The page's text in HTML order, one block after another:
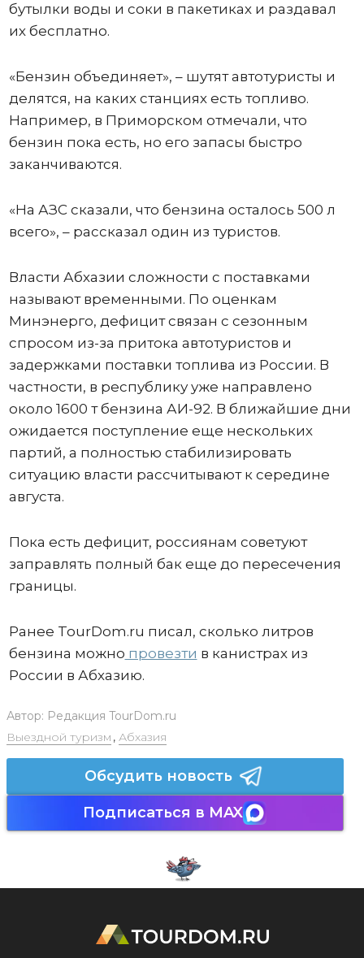
бутылки воды и соки в пакетиках и раздавал
их бесплатно.
«Бензин объединяет», – шутят автотуристы и
делятся, на каких станциях есть топливо.
Например, в Приморском отмечали, что
бензин пока есть, но его запасы быстро
заканчиваются.
«На АЗС сказали, что бензина осталось 500 л
всего», – рассказал один из туристов.
Власти Абхазии сложности с поставками
называют временными. По оценкам
Минэнерго, дефицит связан с сезонным
спросом из-за притока автотуристов и
задержками поставки топлива из России. В
частности, в республику уже направлено
около 1600 т бензина АИ-92. В ближайшие дни
ожидается поступление еще нескольких
партий, а полностью стабилизировать
ситуацию власти рассчитывают к середине
августа.
Пока есть дефицит, россиянам советуют
заправлять полный бак еще до пересечения
границы.
Ранее TourDom.ru писал, сколько литров
бензина можно провезти в канистрах из
России в Абхазию.
Автор: Редакция TourDom.ru
Выездной туризм , Абхазия
Обсудить новость
Подписаться в MAX